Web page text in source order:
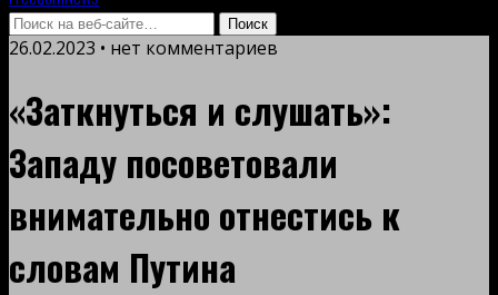
26.02.2023 • нет комментариев
«Заткнуться и слушать»:
Западу посоветовали
внимательно отнестись к
словам Путина